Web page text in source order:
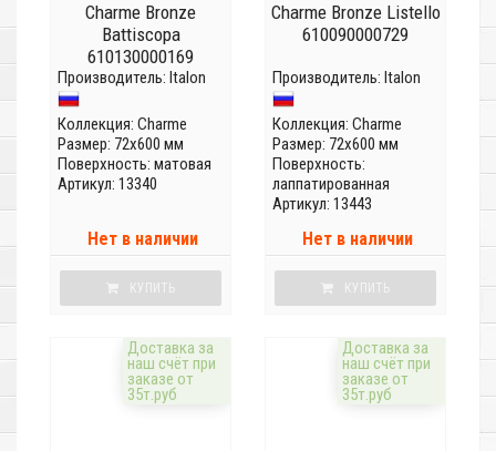
Charme Bronze
Battiscopa
610130000169
Производитель: Italon
Коллекция: Charme
Размер: 72x600 мм
Поверхность: матовая
Артикул: 13340
Нет в наличии
КУПИТЬ
Charme Bronze Listello
610090000729
Производитель: Italon
Коллекция: Charme
Размер: 72x600 мм
Поверхность:
лаппатированная
Артикул: 13443
Нет в наличии
КУПИТЬ
Доставка за
наш счёт при
заказе от
35т.руб
Доставка за
наш счёт при
заказе от
35т.руб